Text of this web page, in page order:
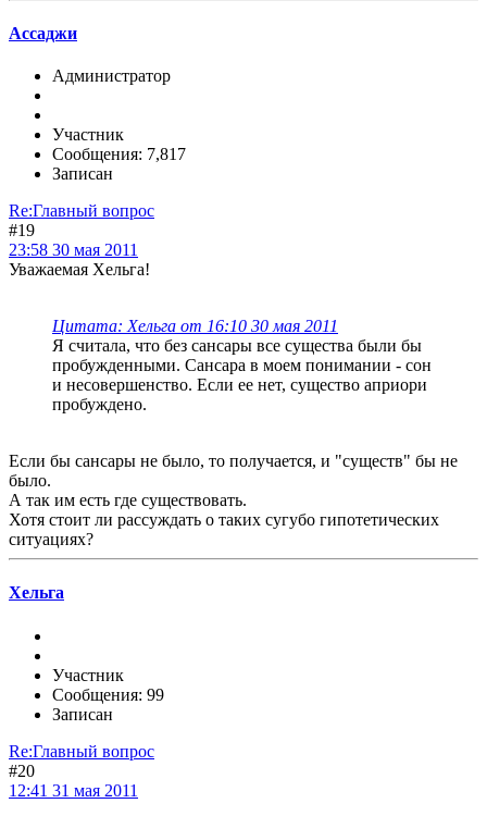
Ассаджи
Администратор
Участник
Сообщения: 7,817
Записан
Re:Главный вопрос
#19
23:58 30 мая 2011
Уважаемая Хельга!
Цитата: Хельга от 16:10 30 мая 2011
Я считала, что без сансары все существа были бы
пробужденными. Сансара в моем понимании - сон
и несовершенство. Если ее нет, существо априори
пробуждено.
Если бы сансары не было, то получается, и "существ" бы не
было.
А так им есть где существовать.
Хотя стоит ли рассуждать о таких сугубо гипотетических
ситуациях?
Хельга
Участник
Сообщения: 99
Записан
Re:Главный вопрос
#20
12:41 31 мая 2011